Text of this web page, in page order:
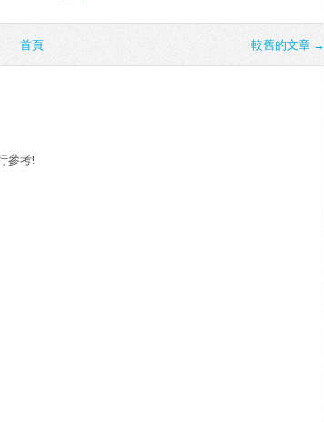
較舊的文章 →
首頁
參考!